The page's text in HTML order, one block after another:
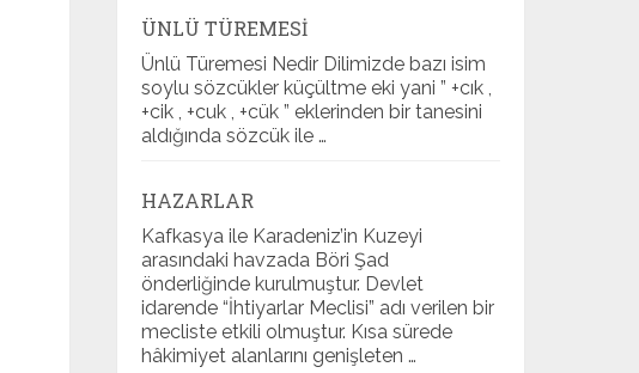
ÜNLÜ TÜREMESI
Ünlü Türemesi Nedir Dilimizde bazı isim
soylu sözcükler küçültme eki yani ” +cık ,
+cik , +cuk , +cük ” eklerinden bir tanesini
aldığında sözcük ile …
HAZARLAR
Kafkasya ile Karadeniz’in Kuzeyi
arasındaki havzada Böri Şad
önderliğinde kurulmuştur. Devlet
idarende “İhtiyarlar Meclisi” adı verilen bir
mecliste etkili olmuştur. Kısa sürede
hâkimiyet alanlarını genişleten …